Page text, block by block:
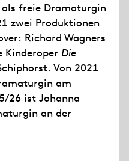
freie Dramaturgin
zwei Produktionen
Richard Wagners
Kinderoper Die
Von 2021
am
26 ist Johanna
an der